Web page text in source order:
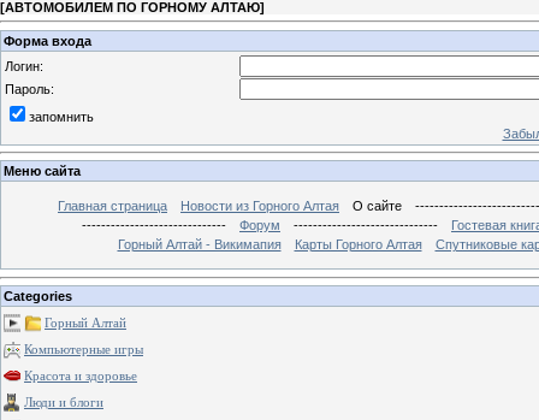
[АВТОМОБИЛЕМ ПО ГОРНОМУ АЛТАЮ]
Форма входа
Логин:
Пароль:
запомнить
Меню сайта
Главная страница Новости из Горного Алтая О сайте
------------------------------
Форум ------------------------------
Гостевая
Горный Алтай - Викимапия
Карты Горного Алтая Спутниковые
Categories
Горный Алтай
Компьютерные игры
Красота и здоровье
Люди и блоги